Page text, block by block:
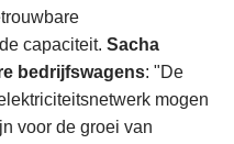
capaciteit. Sacha
bedrijfswagens: "De
mogen
voor de groei van